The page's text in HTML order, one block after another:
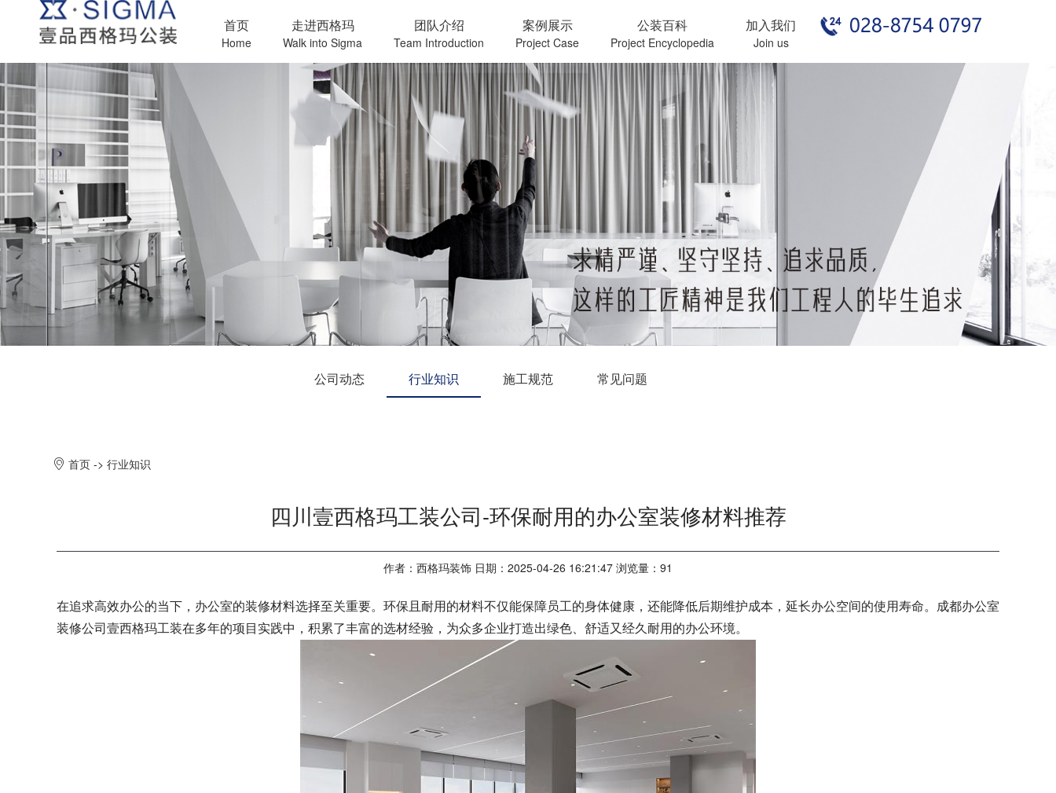
首页
Home
走进西格玛
Walk into Sigma
团队介绍
Team Introduction
案例展示
Project Case
公装百科
Project Encyclopedia
加入我们
Join us
公司动态 行业知识 施工规范 常见问题
首页 -> 行业知识
四川壹西格玛工装公司-环保耐用的办公室装修材料推荐
作者：西格玛装饰 日期：2025-04-26 16:21:47 浏览量： 91
在追求高效办公的当下，办公室的装修材料选择至关重要。环保且耐用的材料不仅能保障员工的身体健康，还能降低后期维护成本，延长办公空间的使用寿命。成都办公室
装修公司壹西格玛工装在多年的项目实践中，积累了丰富的选材经验，为众多企业打造出绿色、舒适又经久耐用的办公环境。